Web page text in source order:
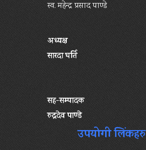
स्व. महेन्द्र प्रसाद पाण्डे
अध्यक्ष
सारदा घर्ति
सह-सम्पादक
रुद्रदेव पाण्डे
उपयोगी लिंकहरु